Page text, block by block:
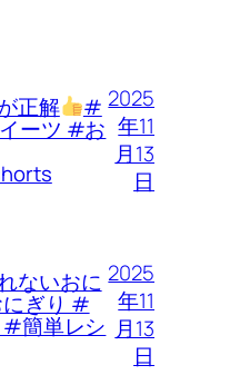
正解 #
ーツ #お
2025
年11
月13
日
ないおに
ぎり #
簡単レシ
2025
年11
月13
日